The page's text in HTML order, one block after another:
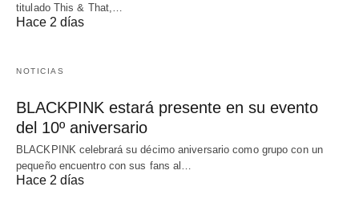
titulado This & That,…
Hace 2 días
NOTICIAS
BLACKPINK estará presente en su evento
del 10º aniversario
BLACKPINK celebrará su décimo aniversario como grupo con un
pequeño encuentro con sus fans al…
Hace 2 días